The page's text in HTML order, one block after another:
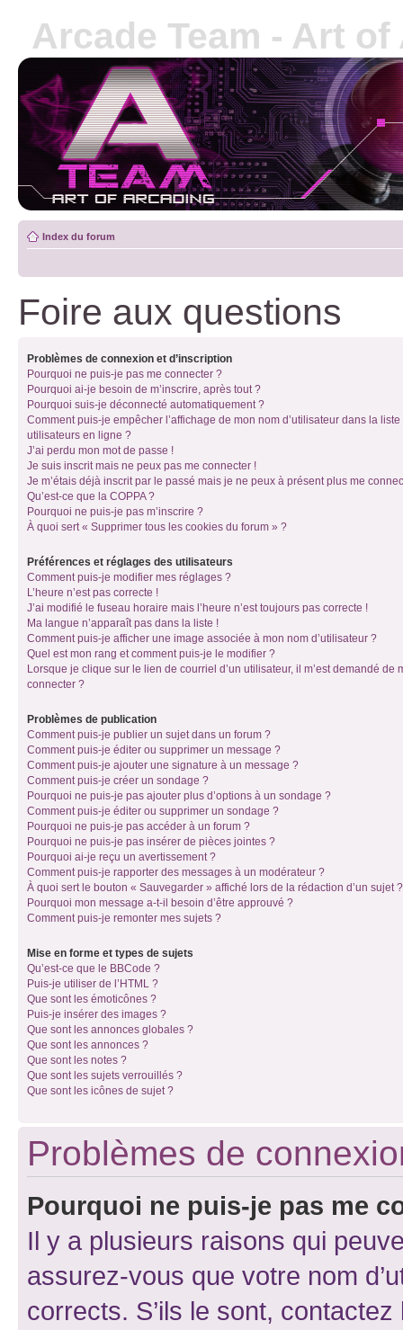
Arcade Team - Art
Index du forum
Foire aux questions
Problèmes de connexion et d’inscription
Pourquoi ne puis-je pas me connecter ?
Pourquoi ai-je besoin de m’inscrire, après tout ?
Pourquoi suis-je déconnecté automatiquement ?
Comment puis-je empêcher l’affichage de mon nom d’utilisateur dans la liste
utilisateurs en ligne ?
J’ai perdu mon mot de passe !
Je suis inscrit mais ne peux pas me connecter !
Je m’étais déjà inscrit par le passé mais je ne peux à présent plus me
Qu’est-ce que la COPPA ?
Pourquoi ne puis-je pas m’inscrire ?
À quoi sert « Supprimer tous les cookies du forum » ?
Préférences et réglages des utilisateurs
Comment puis-je modifier mes réglages ?
L’heure n’est pas correcte !
J’ai modifié le fuseau horaire mais l’heure n’est toujours pas correcte !
Ma langue n’apparaît pas dans la liste !
Comment puis-je afficher une image associée à mon nom d’utilisateur ?
Quel est mon rang et comment puis-je le modifier ?
Lorsque je clique sur le lien de courriel d’un utilisateur, il m’est demandé de
connecter ?
Problèmes de publication
Comment puis-je publier un sujet dans un forum ?
Comment puis-je éditer ou supprimer un message ?
Comment puis-je ajouter une signature à un message ?
Comment puis-je créer un sondage ?
Pourquoi ne puis-je pas ajouter plus d’options à un sondage ?
Comment puis-je éditer ou supprimer un sondage ?
Pourquoi ne puis-je pas accéder à un forum ?
Pourquoi ne puis-je pas insérer de pièces jointes ?
Pourquoi ai-je reçu un avertissement ?
Comment puis-je rapporter des messages à un modérateur ?
À quoi sert le bouton « Sauvegarder » affiché lors de la rédaction d’un sujet ?
Pourquoi mon message a-t-il besoin d’être approuvé ?
Comment puis-je remonter mes sujets ?
Mise en forme et types de sujets
Qu’est-ce que le BBCode ?
Puis-je utiliser de l’HTML ?
Que sont les émoticônes ?
Puis-je insérer des images ?
Que sont les annonces globales ?
Que sont les annonces ?
Que sont les notes ?
Que sont les sujets verrouillés ?
Que sont les icônes de sujet ?
Problèmes de
Pourquoi ne puis-je pas me
Il y a plusieurs raisons qui
assurez-vous que votre nom
corrects. S’ils le sont,